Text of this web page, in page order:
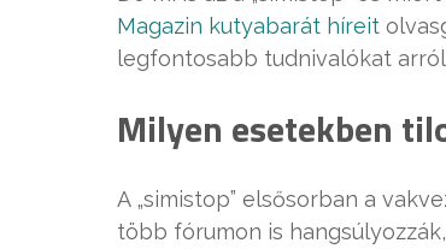
Magazin kutyabarát híreit
legfontosabb tudnivalókat arról
Milyen esetekben
A „simistop” elsősorban a
több fórumon is